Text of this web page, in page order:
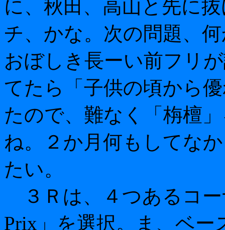
に、秋田、高山と先に
チ、かな。次の問題、
おぼしき長ーい前フリ
てたら「子供の頃から
たので、難なく「栴檀
ね。２か月何もしてな
たい。
３Ｒは、４つあるコー
Prix」を選択。ま、ベ